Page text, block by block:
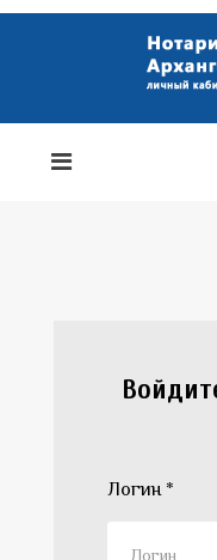
Логин*